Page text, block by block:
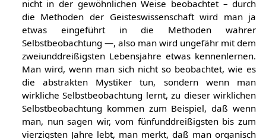
nicht in der gewöhnlichen Weise beobachtet – durch
die Methoden der Geisteswissenschaft wird man ja
etwas eingeführt in die Methoden wahrer
Selbstbeobachtung —, also man wird ungefähr mit dem
zweiunddreißigsten Lebensjahre etwas kennenlernen.
Man wird, wenn man sich nicht so beobachtet, wie es
die abstrakten Mystiker tun, sondern wenn man
wirkliche Selbstbeobachtung lernt, zu dieser wirklichen
Selbstbeobachtung kommen zum Beispiel, daß wenn
man, nun sagen wir, vom fünfunddreißigsten bis zum
vierzigsten Jahre lebt, man merkt, daß man organisch